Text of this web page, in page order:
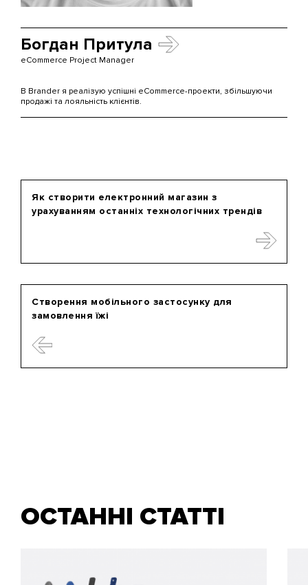
Богдан Притула
eCommerce Project Manager
В Brander я реалізую успішні eCommerce-проекти, збільшуючи
продажі та лояльність клієнтів.
Створення мобільного застосунку для
замовлення їжі
Як створити електронний магазин з
урахуванням останніх технологічних трендів
ОСТАННІ СТАТТІ